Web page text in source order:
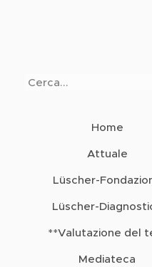
Home
Attuale
Lüscher-
Lüscher-
**Valutazione del
Mediateca